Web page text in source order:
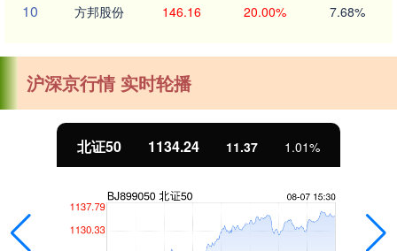
10 方邦股份 146.16 20.00% 7.68%
沪深京行情 实时轮播
北证50 1134.24 11.37 1.01%